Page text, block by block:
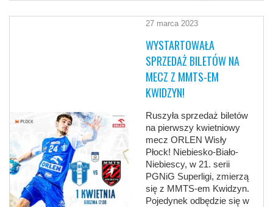
27 marca 2023
WYSTARTOWAŁA
SPRZEDAŻ BILETÓW NA
MECZ Z MMTS-EM
KWIDZYN!
Ruszyła sprzedaż biletów
na pierwszy kwietniowy
mecz ORLEN Wisły
Płock! Niebiesko-Biało-
Niebiescy, w 21. serii
PGNiG Superligi, zmierzą
się z MMTS-em Kwidzyn.
Pojedynek odbędzie się w